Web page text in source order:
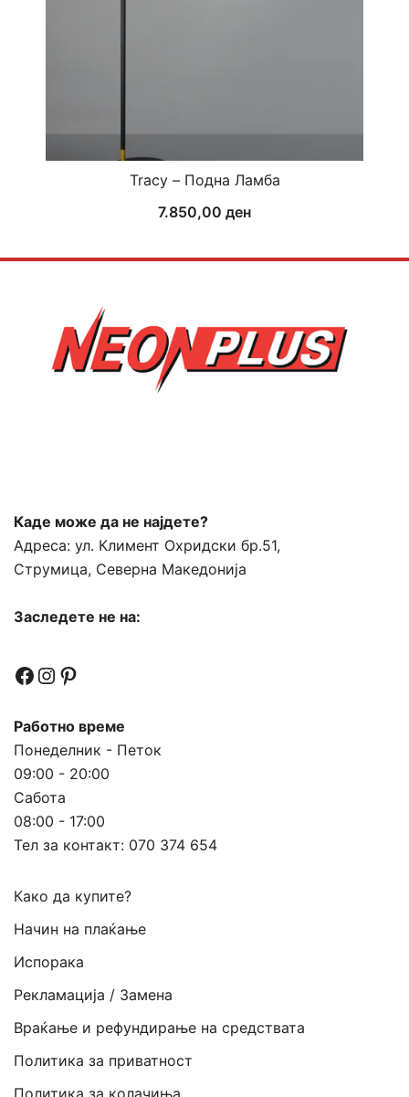
Tracy – Подна Ламба
7.850,00 ден
Каде може да не најдете?
Адреса: ул. Климент Охридски бр.51,
Струмица, Северна Македонија
Заследете не на:
Facebook
Instagram
Pinterest
Работно време
Понеделник - Петок
09:00 - 20:00
Сабота
08:00 - 17:00
Тел за контакт: 070 374 654
Како да купите?
Начин на плаќање
Испорака
Рекламација / Замена
Враќање и рефундирање на средствата
Политика за приватност
Политика за колачиња